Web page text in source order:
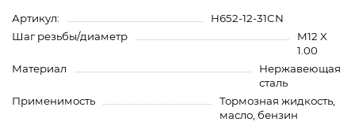
Артикул:
H652-12-31CN
Шаг резьбы/диаметр
M12 X
1.00
Материал
Нержавеющая
сталь
Применимость
Тормозная жидкость,
масло, бензин